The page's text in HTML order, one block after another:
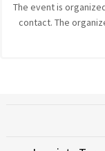
The event is
contact. The